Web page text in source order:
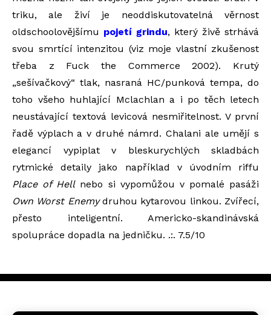
triku, ale živí je neoddiskutovatelná věrnost
oldschoolovějšímu pojetí grindu, který živě strhává
svou smrtící intenzitou (viz moje vlastní zkušenost
třeba z Fuck the Commerce 2002). Krutý
„sešívačkový“ tlak, nasraná HC/punková tempa, do
toho všeho huhlající Mclachlan a i po těch letech
neustávající textová levicová nesmiřitelnost. V první
řadě výplach a v druhé námrd. Chalani ale umějí s
elegancí vypiplat v bleskurychlých skladbách
rytmické detaily jako například v úvodním riffu
Place of Hellnebo si vypomůžou v pomalé pasáži
Own Worst Enemydruhou kytarovou linkou. Zvířecí,
přesto inteligentní. Americko-skandinávská
spolupráce dopadla na jedničku. .:. 7.5/10